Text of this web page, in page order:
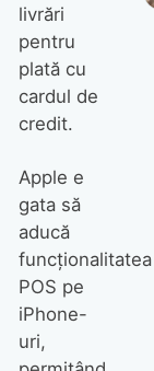
livrări
pentru
plată cu
cardul de
credit.
Apple e
gata să
aducă
funcţionalitatea
POS pe
iPhone-
uri,